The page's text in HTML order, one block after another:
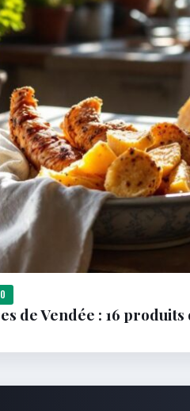
de Vendée : 16